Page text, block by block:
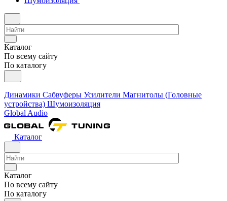
Каталог
По всему сайту
По каталогу
Динамики Сабвуферы Усилители Магнитолы (Головные
устройства) Шумоизоляция
Global Audio
Каталог
Каталог
По всему сайту
По каталогу